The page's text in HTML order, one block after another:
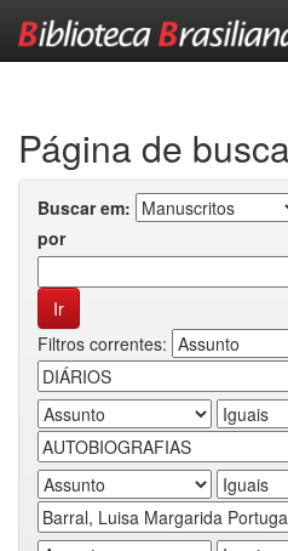
Página de busca
Buscar em:
por
Filtros correntes: